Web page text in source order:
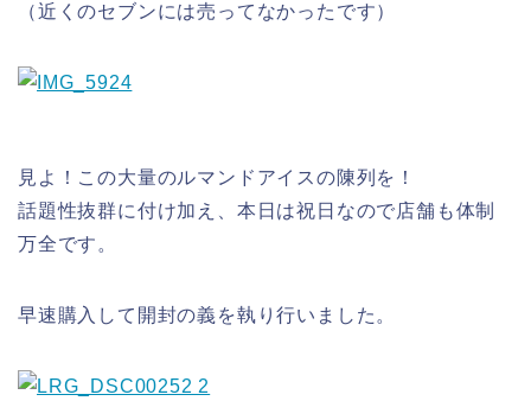
（近くのセブンには売ってなかったです）
見よ！この大量のルマンドアイスの陳列を！
話題性抜群に付け加え、本日は祝日なので店舗も体制
万全です。
早速購入して開封の義を執り行いました。